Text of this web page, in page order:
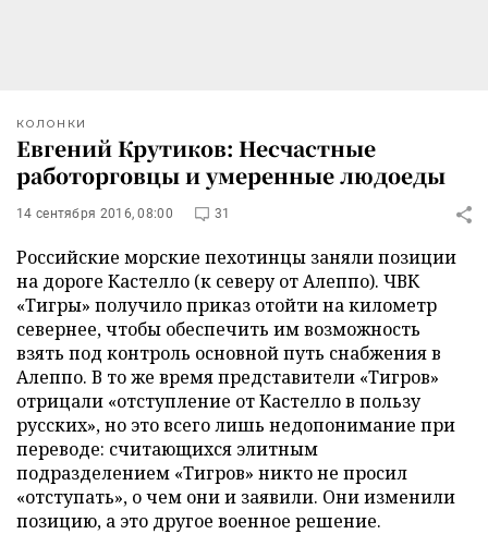
КОЛОНКИ
Евгений Крутиков: Несчастные
работорговцы и умеренные людоеды
14 сентября 2016, 08:00 31
Российские морские пехотинцы заняли позиции
на дороге Кастелло (к северу от Алеппо). ЧВК
«Тигры» получило приказ отойти на километр
севернее, чтобы обеспечить им возможность
взять под контроль основной путь снабжения в
Алеппо. В то же время представители «Тигров»
отрицали «отступление от Кастелло в пользу
русских», но это всего лишь недопонимание при
переводе: считающихся элитным
подразделением «Тигров» никто не просил
«отступать», о чем они и заявили. Они изменили
позицию, а это другое военное решение.